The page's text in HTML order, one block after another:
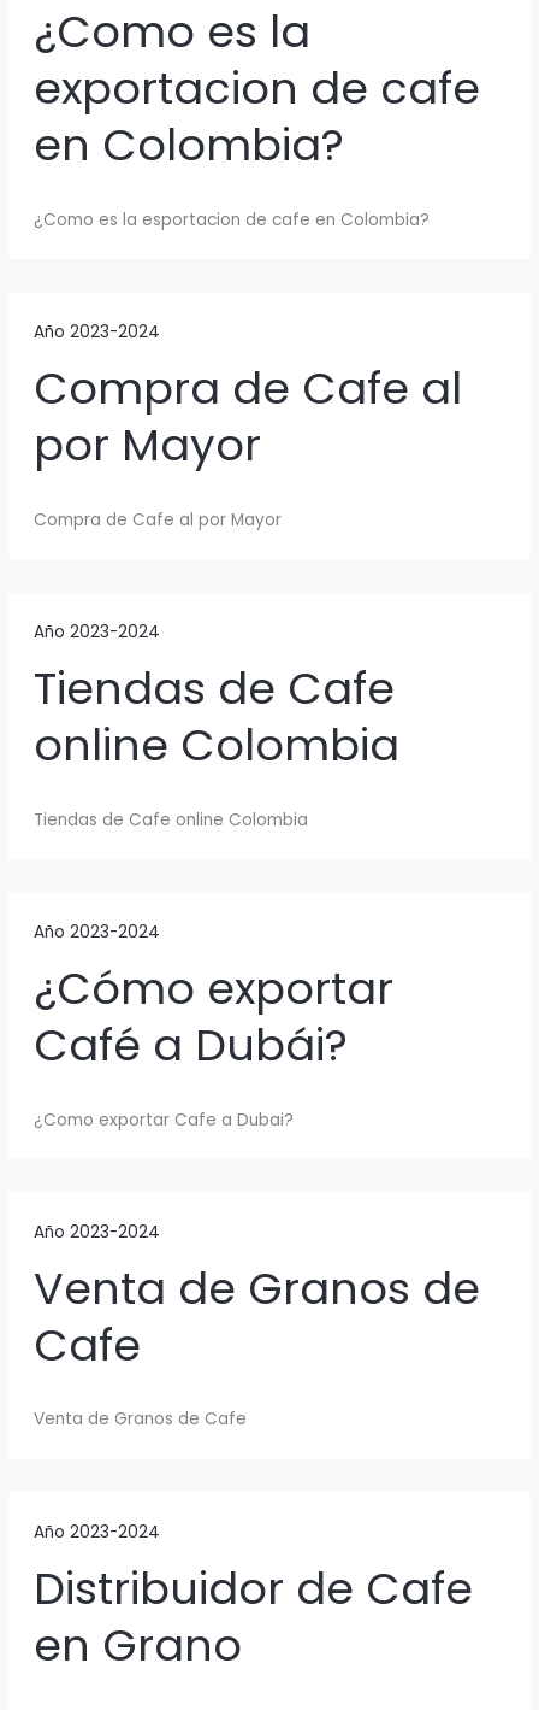
¿Como es la
exportacion de cafe
en Colombia?
¿Como es la esportacion de cafe en Colombia?
Año 2023-2024
Compra de Cafe al
por Mayor
Compra de Cafe al por Mayor
Año 2023-2024
Tiendas de Cafe
online Colombia
Tiendas de Cafe online Colombia
Año 2023-2024
¿Cómo exportar
Café a Dubái?
¿Como exportar Cafe a Dubai?
Año 2023-2024
Venta de Granos de
Cafe
Venta de Granos de Cafe
Año 2023-2024
Distribuidor de Cafe
en Grano